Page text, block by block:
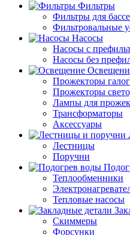
Фильтры
Фильтры для
Фильтровальные
Насосы
Насосы с
Насосы без
Прожекторы
Прожекторы
Лампы для
Трансформаторы
Аксессуары
Лестницы
Поручни
Теплообменники
Тепловые насосы
Скиммеры
Форсунки